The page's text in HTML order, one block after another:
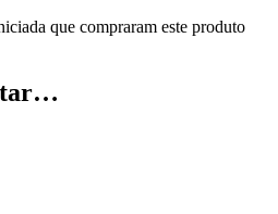
que compraram este produto